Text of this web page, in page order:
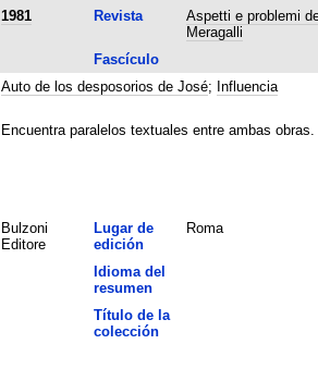
1981 Revista
Aspetti e problemi
Meragalli
Fascículo
Auto de los desposorios de José; Influencia
Encuentra paralelos textuales entre ambas obras.
Bulzoni
Editore
Lugar de
edición
Roma
Idioma del
resumen
Título de la
colección